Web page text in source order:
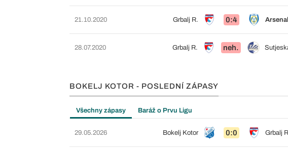
21.10.2020 Grbalj R. 0:4
28.07.2020 Grbalj R. neh.
BOKELJ KOTOR - POSLEDNÍ ZÁPASY
Všechny zápasy Baráž o Prvu Ligu
29.05.2026 Bokelj Kotor 0:0 Grbalj